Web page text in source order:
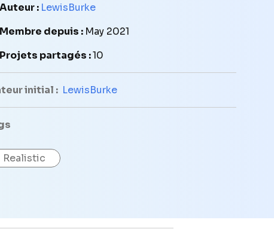
Auteur : LewisBurke
Membre depuis : May 2021
Projets partagés :10
initial : LewisBurke
Realistic